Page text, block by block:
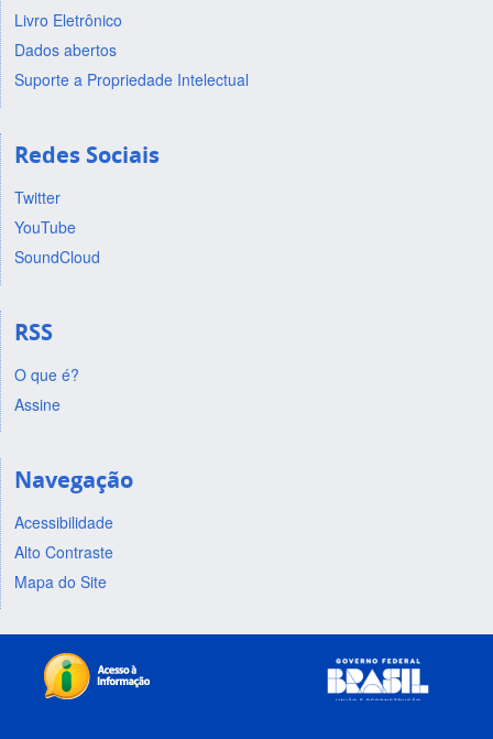
Livro Eletrônico
Dados abertos
Suporte a Propriedade Intelectual
Redes Sociais
Twitter
YouTube
SoundCloud
RSS
O que é?
Assine
Navegação
Acessibilidade
Alto Contraste
Mapa do Site